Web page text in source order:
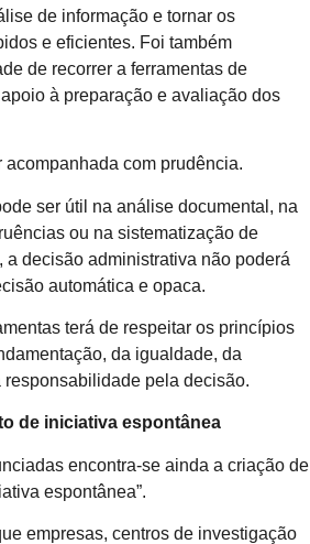
de informação e tornar os
e eficientes. Foi também
de recorrer a ferramentas de
à preparação e avaliação dos
acompanhada com prudência.
ser útil na análise documental, na
ou na sistematização de
a decisão administrativa não poderá
automática e opaca.
terá de respeitar os princípios
da igualdade, da
responsabilidade pela decisão.
de iniciativa espontânea
encontra-se ainda a criação de
espontânea”.
empresas, centros de investigação